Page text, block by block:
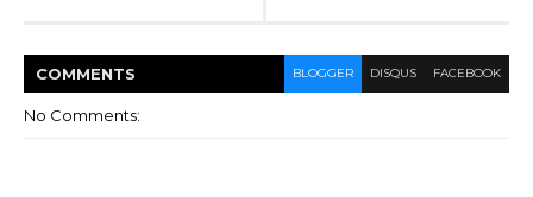
COMMENTS BLOGGER DISQUS FACEBOOK
No Comments: